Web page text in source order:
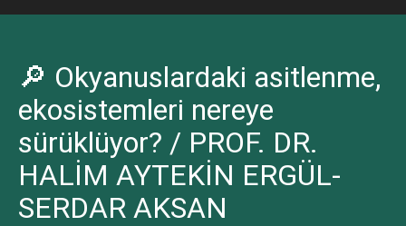
🔎 Okyanuslardaki asitlenme,
ekosistemleri nereye
sürüklüyor? / PROF. DR.
HALİM AYTEKİN ERGÜL-
SERDAR AKSAN